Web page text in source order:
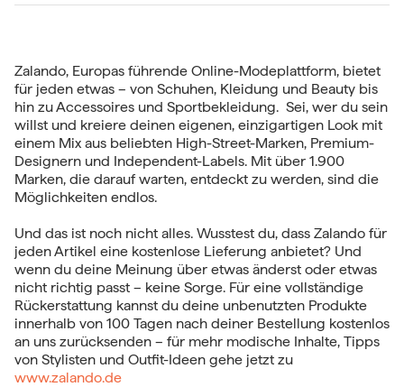
Zalando, Europas führende Online-Modeplattform, bietet
für jeden etwas – von Schuhen, Kleidung und Beauty bis
hin zu Accessoires und Sportbekleidung. Sei, wer du sein
willst und kreiere deinen eigenen, einzigartigen Look mit
einem Mix aus beliebten High-Street-Marken, Premium-
Designern und Independent-Labels. Mit über 1.900
Marken, die darauf warten, entdeckt zu werden, sind die
Möglichkeiten endlos.
Und das ist noch nicht alles. Wusstest du, dass Zalando für
jeden Artikel eine kostenlose Lieferung anbietet? Und
wenn du deine Meinung über etwas änderst oder etwas
nicht richtig passt – keine Sorge. Für eine vollständige
Rückerstattung kannst du deine unbenutzten Produkte
innerhalb von 100 Tagen nach deiner Bestellung kostenlos
an uns zurücksenden – für mehr modische Inhalte, Tipps
von Stylisten und Outfit-Ideen gehe jetzt zu
www.zalando.de